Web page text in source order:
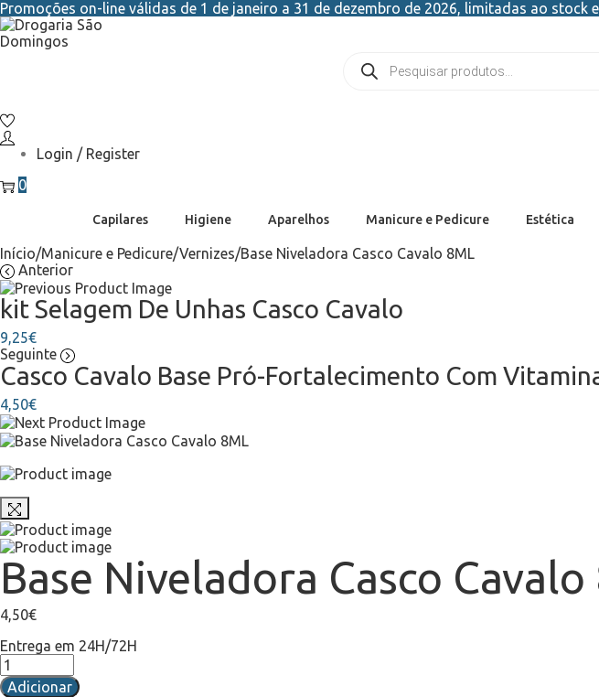
Promoções on-line válidas de 1 de janeiro a 31 de dezembro de 2026, limitadas ao stock
Login / Register
0
Capilares Higiene Aparelhos Manicure e Pedicure Estética
Início/Manicure e Pedicure/Vernizes/Base Niveladora Casco Cavalo 8ML
Anterior
kit Selagem De Unhas Casco Cavalo
9,25€
Seguinte
Casco Cavalo Base Pró-Fortalecimento Com
4,50€
Base Niveladora Casco Cavalo
4,50€
Entrega em 24H/72H
Adicionar